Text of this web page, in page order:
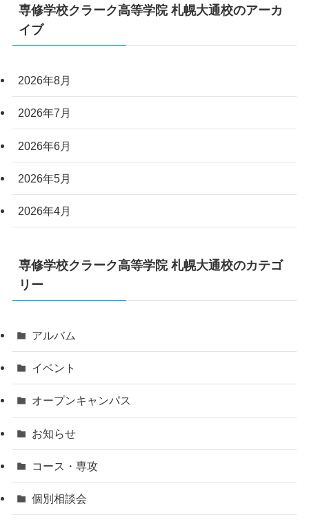
専修学校クラーク高等学院 札幌大通校のアーカ
イブ
2026年8月
2026年7月
2026年6月
2026年5月
2026年4月
専修学校クラーク高等学院 札幌大通校のカテゴ
リー
アルバム
イベント
オープンキャンパス
お知らせ
コース・専攻
個別相談会